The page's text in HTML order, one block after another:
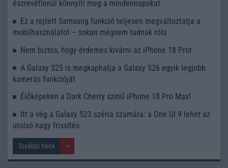
észrevétlenül könnyíti meg a mindennapokat
Ez a rejtett Samsung funkció teljesen megváltoztatja a
mobilhasználatot – sokan mégsem tudnak róla
Nem biztos, hogy érdemes kivárni az iPhone 18 Prot
A Galaxy S25 is megkaphatja a Galaxy S26 egyik legjobb
kamerás funkcióját
Élőképeken a Dark Cherry színű iPhone 18 Pro Max!
Itt a vég a Galaxy S23 széria számára: a One UI 9 lehet az
utolsó nagy frissítés
További hírek